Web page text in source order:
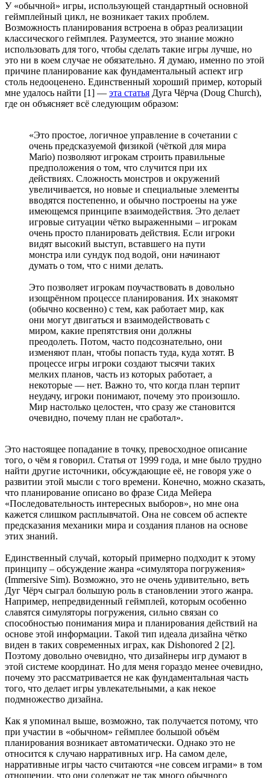
У «обычной» игры, использующей стандартный основной
геймплейный цикл, не возникает таких проблем.
Возможность планирования встроена в образ реализации
классического геймплея. Разумеется, это знание можно
использовать для того, чтобы сделать такие игры лучше, но
это ни в коем случае не обязательно. Я думаю, именно по этой
причине планирование как фундаментальный аспект игр
столь недооценено. Единственный хороший пример, который
мне удалось найти [1] — эта статья Дуга Чёрча (Doug Church),
где он объясняет всё следующим образом:
«Это простое, логичное управление в сочетании с
очень предсказуемой физикой (чёткой для мира
Mario) позволяют игрокам строить правильные
предположения о том, что случится при их
действиях. Сложность монстров и окружений
увеличивается, но новые и специальные элементы
вводятся постепенно, и обычно построены на уже
имеющемся принципе взаимодействия. Это делает
игровые ситуации чётко выраженными – игрокам
очень просто планировать действия. Если игроки
видят высокий выступ, вставшего на пути
монстра или сундук под водой, они начинают
думать о том, что с ними делать.
Это позволяет игрокам поучаствовать в довольно
изощрённом процессе планирования. Их знакомят
(обычно косвенно) с тем, как работает мир, как
они могут двигаться и взаимодействовать с
миром, какие препятствия они должны
преодолеть. Потом, часто подсознательно, они
изменяют план, чтобы попасть туда, куда хотят. В
процессе игры игроки создают тысячи таких
мелких планов, часть из которых работает, а
некоторые — нет. Важно то, что когда план терпит
неудачу, игроки понимают, почему это произошло.
Мир настолько целостен, что сразу же становится
очевидно, почему план не сработал».
Это настоящее попадание в точку, превосходное описание
того, о чём я говорил. Статья от 1999 года, и мне было трудно
найти другие источники, обсуждающие её, не говоря уже о
развитии этой мысли с того времени. Конечно, можно сказать,
что планирование описано во фразе Сида Мейера
«Последовательность интересных выборов», но мне она
кажется слишком расплывчатой. Она не совсем об аспекте
предсказания механики мира и создания планов на основе
этих знаний.
Единственный случай, который примерно подходит к этому
принципу – обсуждение жанра «симулятора погружения»
(Immersive Sim). Возможно, это не очень удивительно, веть
Дуг Чёрч сыграл большую роль в становлении этого жанра.
Например, непредвиденный геймплей, которым особенно
славятся симуляторы погружения, сильно связан со
способностью понимания мира и планирования действий на
основе этой информации. Такой тип идеала дизайна чётко
виден в таких современных играх, как Dishonored 2 [2].
Поэтому довольно очевидно, что дизайнеры игр думают в
этой системе координат. Но для меня гораздо менее очевидно,
почему это рассматривается не как фундаментальная часть
того, что делает игры увлекательными, а как некое
подмножество дизайна.
Как я упоминал выше, возможно, так получается потому, что
при участии в «обычном» геймплее большой объём
планирования возникает автоматически. Однако это не
относится к случаю нарративных игр. На самом деле,
нарративные игры часто считаются «не совсем играми» в том
отношении, что они содержат не так много обычного